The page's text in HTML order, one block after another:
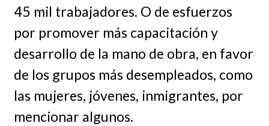
45 mil trabajadores. O de esfuerzos
por promover más capacitación y
desarrollo de la mano de obra, en favor
de los grupos más desempleados, como
las mujeres, jóvenes, inmigrantes, por
mencionar algunos.